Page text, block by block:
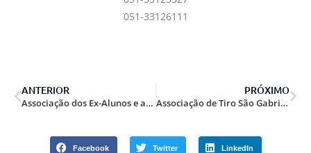
051-33126111
ANTERIOR
Associação dos Ex-Alunos e amigos CPOR/PA.
PRÓXIMO
Associação de Tiro São Gabriel.
Facebook Twitter LinkedIn